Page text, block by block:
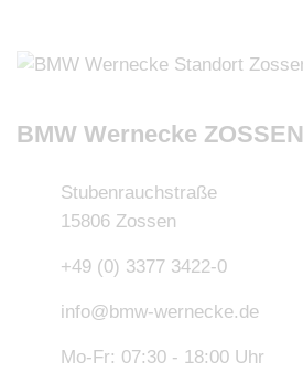
BMW Wernecke ZOSSEN
Stubenrauchstraße
15806 Zossen
+49 (0) 3377 3422-0
info@bmw-wernecke.de
Mo-Fr: 07:30 - 18:00 Uhr